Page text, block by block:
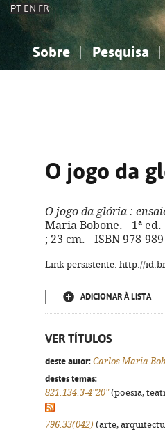
PT EN FR
Sobre Pesquisa
O jogo da
O jogo da glória :
Maria Bobone. - 1ª
; 23 cm. - ISBN 978-
Link persistente: http://
ADICIONAR À LISTA
VER TÍTULOS
deste autor: Carlos Maria
destes temas:
821.134.3-4"20"(poesia,
796.33(042) (arte,